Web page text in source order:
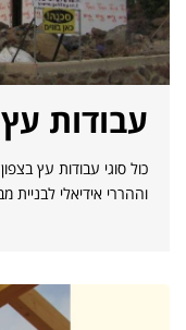
עבודות
כול סוגי עבודות עץ
וההררי אידיאלי לבניית